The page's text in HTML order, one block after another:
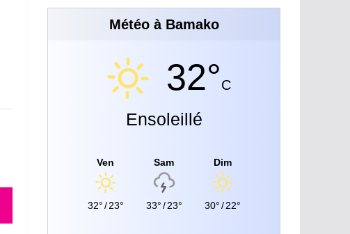
Météo à Bamako
32°C
Ensoleillé
Ven
32°/ 23°
Sam
33°/ 23°
Dim
30°/ 22°